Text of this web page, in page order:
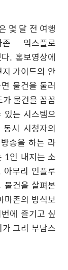
몇 달 전 여행
존 익스플로
. 홍보영상에
가이드의 안
물건을 둘러
물건을 꼼꼼
있는 시스템으
시 시청자의
송을 하는 라
1인 내지는 소
아무리 인플루
물건을 살펴본
마존의 방식보
에 즐기고 싶
그리 부담스